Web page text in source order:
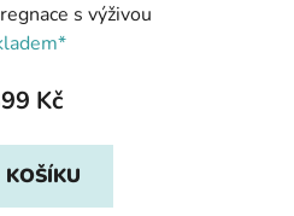
s výživou
Kč